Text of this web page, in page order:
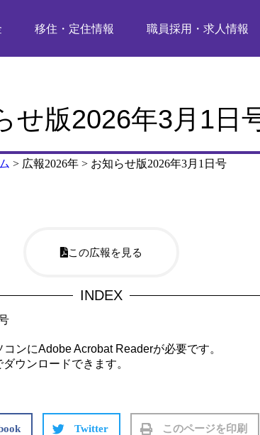
移住・定住情報 職員採用・求人情報
せ版2026年3月1日
> 広報2026年 > お知らせ版2026年3月1日号
この広報を見る
INDEX
ンにAdobe Acrobat Readerが必要です。
ウンロードできます。
Twitter このページを印刷